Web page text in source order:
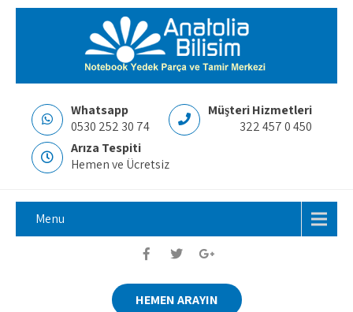
Whatsapp
0530 252 30 74
Müşteri Hizmetleri
322 457 0 450
Arıza Tespiti
Hemen ve Ücretsiz
Menu
HEMEN ARAYIN